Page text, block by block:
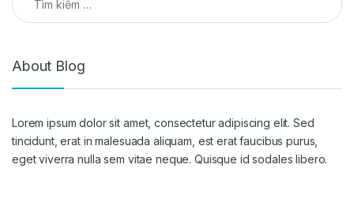
About Blog
Lorem ipsum dolor sit amet, consectetur adipiscing elit. Sed
tincidunt, erat in malesuada aliquam, est erat faucibus purus,
eget viverra nulla sem vitae neque. Quisque id sodales libero.